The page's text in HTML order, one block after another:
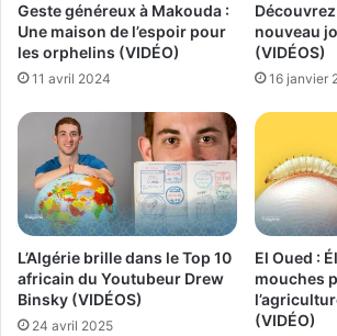
Geste généreux à Makouda :
Une maison de l’espoir pour
les orphelins (VIDÉO)
11 avril 2024
nouveau
(VIDÉOS)
16 janvier
L’Algérie brille dans le Top 10
africain du Youtubeur Drew
Binsky (VIDÉOS)
24 avril 2025
El Oued :
mouches
(VIDÉO)